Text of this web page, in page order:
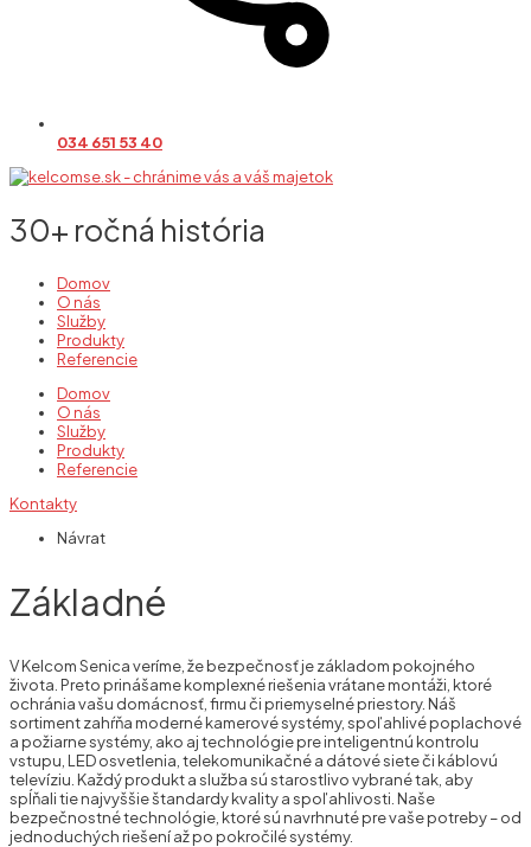
034 651 53 40
30+ ročná história
Domov
O nás
Služby
Produkty
Referencie
Domov
O nás
Služby
Produkty
Referencie
Kontakty
Návrat
Základné
V Kelcom Senica veríme, že bezpečnosť je základom pokojného
života. Preto prinášame komplexné riešenia vrátane montáži, ktoré
ochránia vašu domácnosť, firmu či priemyselné priestory. Náš
sortiment zahŕňa moderné kamerové systémy, spoľahlivé poplachové
a požiarne systémy, ako aj technológie pre inteligentnú kontrolu
vstupu, LED osvetlenia, telekomunikačné a dátové siete či káblovú
televíziu. Každý produkt a služba sú starostlivo vybrané tak, aby
spĺňali tie najvyššie štandardy kvality a spoľahlivosti. Naše
bezpečnostné technológie, ktoré sú navrhnuté pre vaše potreby – od
jednoduchých riešení až po pokročilé systémy.